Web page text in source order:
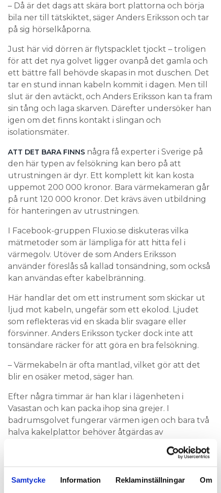
Samtycke Information Reklaminställningar Om
– Då är det dags att skära bort plattorna och börja
bila ner till tätskiktet, säger Anders Eriksson och tar
på sig hörselkåporna.
Just här vid dörren är flytspacklet tjockt – troligen
för att det nya golvet ligger ovanpå det gamla och
ett bättre fall behövde skapas in mot duschen. Det
tar en stund innan kabeln kommit i dagen. Men till
slut är den avtäckt, och Anders Eriksson kan ta fram
sin tång och laga skarven. Därefter undersöker han
igen om det finns kontakt i slingan och
isolationsmäter.
ATT DET BARA FINNS några få experter i Sverige på
den här typen av felsökning kan bero på att
utrustningen är dyr. Ett komplett kit kan kosta
uppemot 200 000 kronor. Bara värmekameran går
på runt 120 000 kronor. Det krävs även utbildning
för hanteringen av utrustningen.
I Facebook-gruppen Fluxio.se diskuteras vilka
mätmetoder som är lämpliga för att hitta fel i
värmegolv. Utöver de som Anders Eriksson
använder föreslås så kallad tonsändning, som också
kan användas efter kabelbränning.
Här handlar det om ett instrument som skickar ut
ljud mot kabeln, ungefär som ett ekolod. Ljudet
som reflekteras vid en skada blir svagare eller
försvinner. Anders Eriksson tycker dock inte att
tonsändare räcker för att göra en bra felsökning.
– Värmekabeln är ofta mantlad, vilket gör att det
blir en osäker metod, säger han.
Efter några timmar är han klar i lägenheten i
Vasastan och kan packa ihop sina grejer. I
badrumsgolvet fungerar värmen igen och bara två
halva kakelplattor behöver åtgärdas av